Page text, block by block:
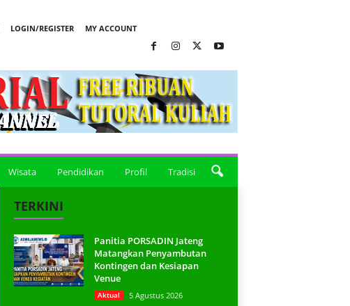
LOGIN/REGISTER MY ACCOUNT
Wisata Pendidikan Profil Tradisi
TERKINI
Panitia PORSADIN Jateng
Matangkan Penyambutan
Kontingen dan Kesiapan
Venue
Aktual 5 Agustus 2026